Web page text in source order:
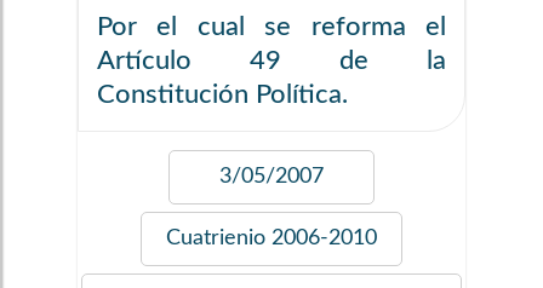
Por el cual se reforma el
Artículo 49 de la
Constitución Política.
3/05/2007
Cuatrienio 2006-2010